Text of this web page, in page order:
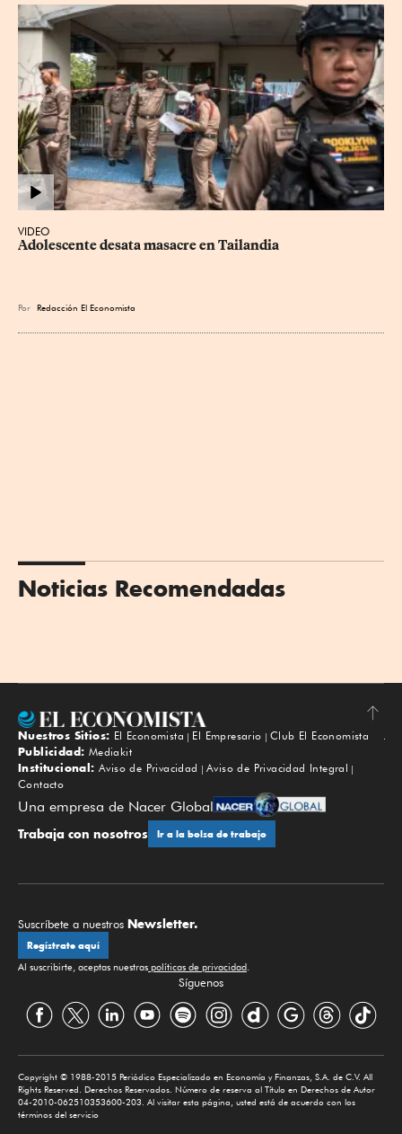
VIDEO
Adolescente desata masacre en Tailandia
Por Redacción El Economista
Noticias Recomendadas
Subir
Nuestros Sitios: El Economista El Empresario
Club El Economista
Publicidad: Mediakit
Institucional: Aviso de Privacidad
Aviso de Privacidad Integral
Contacto
Una empresa de Nacer Global
Trabaja con nosotros Ir a la bolsa de trabajo
Suscríbete a nuestros Newsletter.
Regístrate aquí
Al suscribirte, aceptas nuestras políticas de privacidad.
Síguenos
Copyright © 1988-2015 Periódico Especializado en Economía y Finanzas, S.A. de C.V. All
Rights Reserved. Derechos Reservados. Número de reserva al Título en Derechos de Autor
04-2010-062510353600-203. Al visitar esta página, usted está de acuerdo con los
términos del servicio